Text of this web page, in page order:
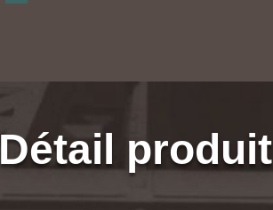
Détail produit